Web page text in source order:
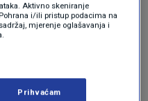
Aktivno skeniranje
i/ili pristup podacima na
mjerenje oglašavanja i
Prihvaćam